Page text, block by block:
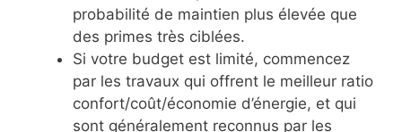
probabilité de maintien plus élevée que
des primes très ciblées.
Si votre budget est limité, commencez
par les travaux qui offrent le meilleur ratio
confort/coût/économie d’énergie, et qui
sont généralement reconnus par les